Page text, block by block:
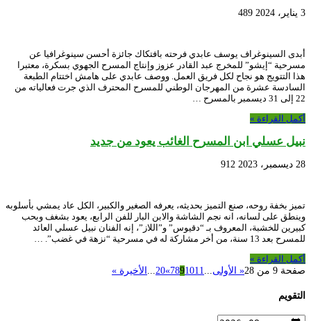
3 يناير، 2024 489
أبدى السينوغراف يوسف عابدي فرحته بافتكاك جائزة أحسن سينوغرافيا عن
مسرحية “إيشو” للمخرج عبد القادر عزوز وإنتاج المسرح الجهوي بسكرة، معتبرا
هذا التتويج هو نجاح لكل فريق العمل. ووصف عابدي على هامش اختتام الطبعة
السادسة عشرة من المهرجان الوطني للمسرح المحترف الذي جرت فعالياته من
22 إلى 31 ديسمبر بالمسرح …
أكمل القراءة »
نبيل عسلي ابن المسرح الغائب يعود من جديد
28 ديسمبر، 2023 912
تميز بخفة روحه، صنع التميز بحديثه، يعرفه الصغير والكبير، الكل عاد يمشي بأسلوبه
وينطق على لسانه، انه نجم الشاشة والابن البار للفن الرابع، يعود بشغف وبحب
كبيرين للخشبة، المعروف بـ “دقيوس” و”اللاز”، إنه الفنان نبيل عسلي العائد
للمسرح بعد 13 سنة، من أخر مشاركة له في مسرحية “نزهة في غضب”. …
أكمل القراءة »
صفحة 9 من 28
« الأولى...
7891011
»
20
... الأخيرة »
التقويم